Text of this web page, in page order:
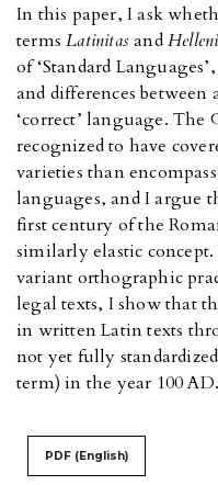
In this paper, I ask
termsLatinitasand
of ‘Standard
and differences
‘correct’ language. The
recognized to have
varieties than
languages, and I argue
first century of the
similarly elastic
variant orthographic
legal texts, I show that
in written Latin texts
not yet fully
term) in the year 100 AD.
PDF (English)